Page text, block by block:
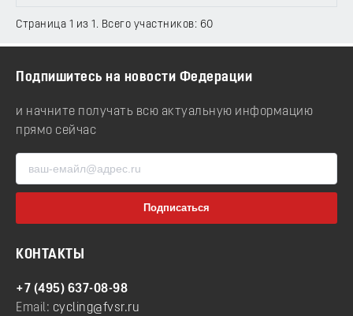
Страница 1 из 1. Всего участников: 60
Подпишитесь на новости Федерации
и начните получать всю актуальную информацию
прямо сейчас
КОНТАКТЫ
+7 (495) 637-08-98
Email: cycling@fvsr.ru